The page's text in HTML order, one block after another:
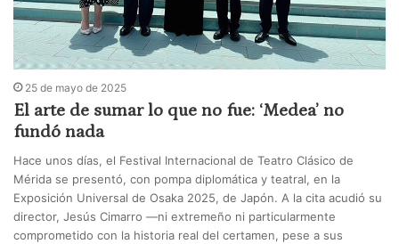
25 de mayo de 2025
El arte de sumar lo que no fue: ‘Medea’ no
fundó nada
Hace unos días, el Festival Internacional de Teatro Clásico de
Mérida se presentó, con pompa diplomática y teatral, en la
Exposición Universal de Osaka 2025, de Japón. A la cita acudió su
director, Jesús Cimarro —ni extremeño ni particularmente
comprometido con la historia real del certamen, pese a sus